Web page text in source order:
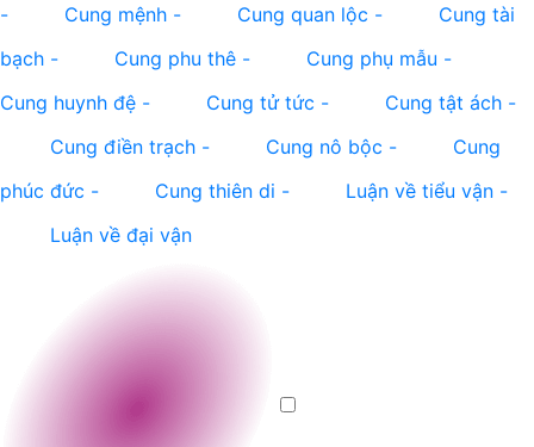
- Cung mệnh - Cung quan lộc -
Cung tài
bạch - Cung phu thê - Cung phụ mẫu -
Cung huynh đệ - Cung tử tức - Cung tật ách -
Cung điền trạch - Cung nô bộc -
Cung
phúc đức - Cung thiên di - Luận về tiểu vận -
Luận về đại vận